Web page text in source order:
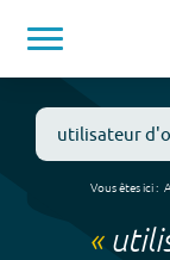
Vous êtes ici :
«